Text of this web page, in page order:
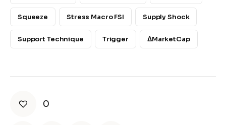
Squeeze Stress Macro FSI Supply Shock
Support Technique Trigger ΔMarketCap
0